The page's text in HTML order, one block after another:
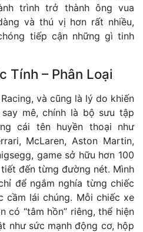
trình trở thành ông vua
và thú vị hơn rất nhiều,
tiếp cận những gì tinh
Tính – Phân Loại
và cũng là lý do khiến
mê, chính là bộ sưu tập
cái tên huyền thoại như
McLaren, Aston Martin,
game sở hữu hơn 100
đến từng đường nét. Mình
để ngắm nghía từng chiếc
cầm lái chúng. Mỗi chiếc xe
có “tâm hồn” riêng, thể hiện
như sức mạnh động cơ, hộp